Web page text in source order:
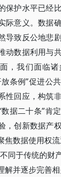
保护水平已经
际意义。数据
导致反公地悲
动数据利用与
，我们面临
条例”促进公
性回应，构筑
据二十条”肯
，创新数据产
焦数据使用权
同于传统的财
并逐步完善相